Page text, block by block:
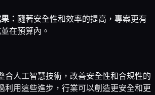
： 隨著安全性和效率的提高，專案更有
在預算內。
合人工智慧技術，改善安全性和合規性的
利用這些進步，行業可以創造更安全和更